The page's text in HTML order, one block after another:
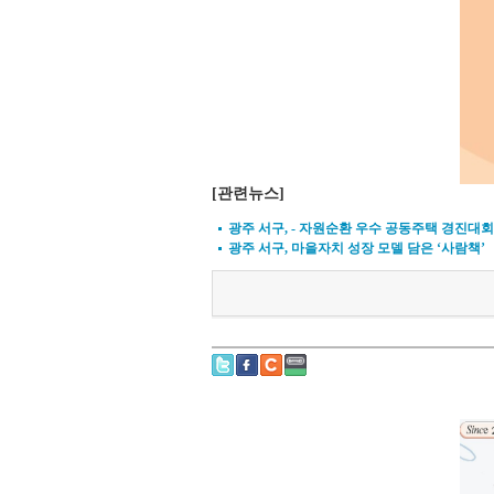
[관련뉴스]
광주 서구, - 자원순환 우수 공동주택 경진대
광주 서구, 마을자치 성장 모델 담은 ‘사람책’